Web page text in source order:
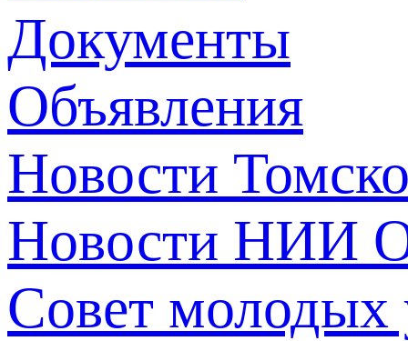
Документы
Объявления
Новости
Новости НИИ
Совет молодых